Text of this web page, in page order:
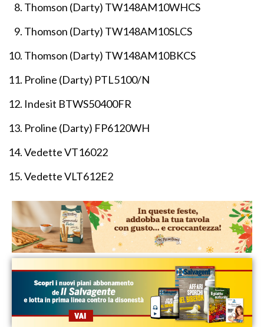
Thomson (Darty) TW148AM10WHCS
Thomson (Darty) TW148AM10SLCS
Thomson (Darty) TW148AM10BKCS
Proline (Darty) PTL5100/N
Indesit BTWS50400FR
Proline (Darty) FP6120WH
Vedette VT16022
Vedette VLT612E2